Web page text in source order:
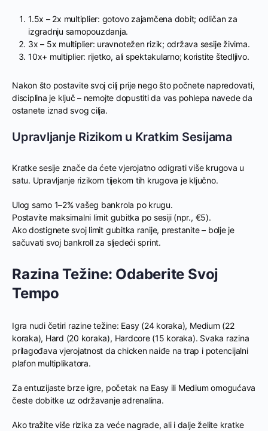
1.5x – 2x multiplier: gotovo zajamčena dobit; odličan za
izgradnju samopouzdanja.
3x – 5x multiplier: uravnotežen rizik; održava sesije živima.
10x+ multiplier: rijetko, ali spektakularno; koristite štedljivo.
Nakon što postavite svoj cilj prije nego što počnete napredovati,
disciplina je ključ – nemojte dopustiti da vas pohlepa navede da
ostanete iznad svog cilja.
Upravljanje Rizikom u Kratkim Sesijama
Kratke sesije znače da ćete vjerojatno odigrati više krugova u
satu. Upravljanje rizikom tijekom tih krugova je ključno.
Ulog samo 1–2% vašeg bankrola po krugu.
Postavite maksimalni limit gubitka po sesiji (npr., €5).
Ako dostignete svoj limit gubitka ranije, prestanite – bolje je
sačuvati svoj bankroll za sljedeći sprint.
Razina Težine: Odaberite Svoj
Tempo
Igra nudi četiri razine težine: Easy (24 koraka), Medium (22
koraka), Hard (20 koraka), Hardcore (15 koraka). Svaka razina
prilagođava vjerojatnost da chicken naiđe na trap i potencijalni
plafon multiplikatora.
Za entuzijaste brze igre, početak na Easy ili Medium omogućava
česte dobitke uz održavanje adrenalina.
Ako tražite više rizika za veće nagrade, ali i dalje želite kratke